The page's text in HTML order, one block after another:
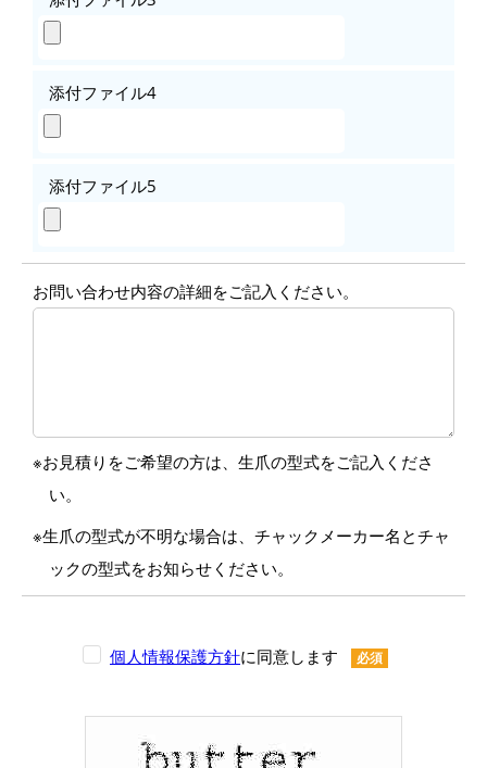
添付ファイル4
添付ファイル5
お問い合わせ内容の詳細をご記入ください。
※お見積りをご希望の方は、生爪の型式をご記入くださ
い。
※生爪の型式が不明な場合は、チャックメーカー名とチャ
ックの型式をお知らせください。
個人情報保護方針に同意します 必須